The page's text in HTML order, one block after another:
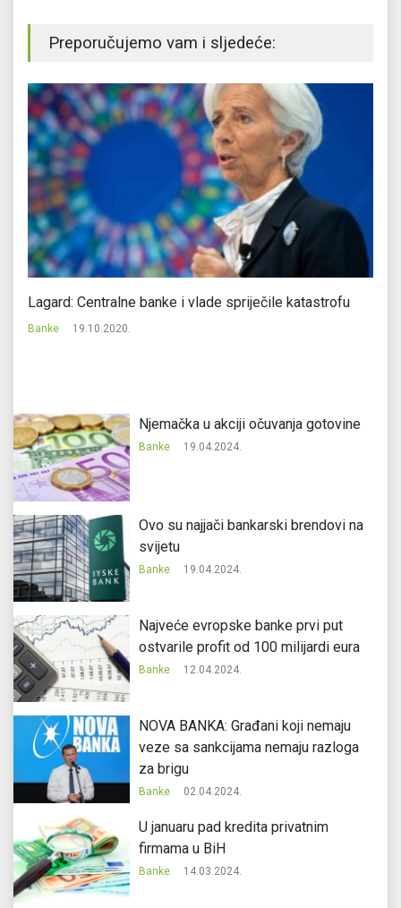
Preporučujemo vam i sljedeće:
Lagard: Centralne banke i vlade spriječile katastrofu
Banke 19.10.2020.
Njemačka u akciji očuvanja gotovine
Banke 19.04.2024.
Ovo su najjači bankarski brendovi na
svijetu
Banke 19.04.2024.
Najveće evropske banke prvi put
ostvarile profit od 100 milijardi eura
Banke 12.04.2024.
NOVA BANKA: Građani koji nemaju
veze sa sankcijama nemaju razloga
za brigu
Banke 02.04.2024.
U januaru pad kredita privatnim
firmama u BiH
Banke 14.03.2024.